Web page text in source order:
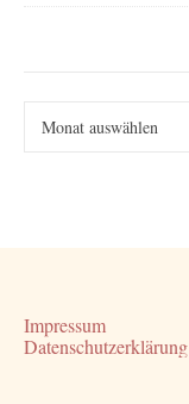
Impressum
Datenschutzerklärung